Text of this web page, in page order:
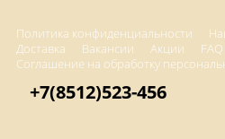
Политика конфиденциальности
Доставка
Вакансии Акции
FAQ
Соглашение на обработку
+7(8512)523-456